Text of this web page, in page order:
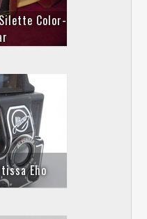
Color-
Eho